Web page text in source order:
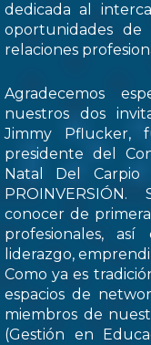
dedicada al
oportunidades
relaciones
Agradecemos
nuestros dos
Jimmy Pflucker,
presidente del
Natal Del Carpio
conocer de
profesionales, así
liderazgo,
Como ya es
espacios de
miembros de
(Gestión en